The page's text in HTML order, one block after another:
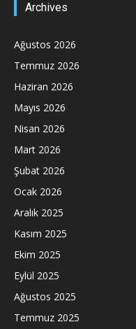
Archives
Ağustos 2026
Temmuz 2026
Haziran 2026
Mayıs 2026
Nisan 2026
Mart 2026
Şubat 2026
Ocak 2026
Aralık 2025
Kasım 2025
Ekim 2025
Eylül 2025
Ağustos 2025
Temmuz 2025